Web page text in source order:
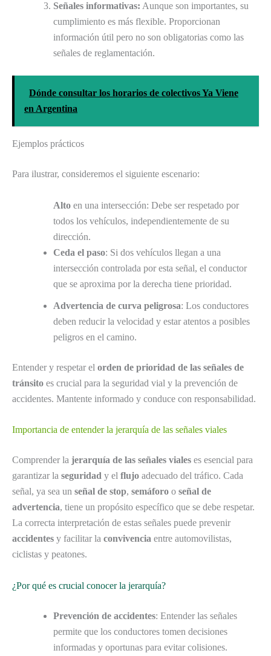
Señales informativas: Aunque son importantes, su
cumplimiento es más flexible. Proporcionan
información útil pero no son obligatorias como las
señales de reglamentación.
Dónde consultar los horarios de colectivos Ya Viene
en Argentina
Ejemplos prácticos
Para ilustrar, consideremos el siguiente escenario:
Alto en una intersección: Debe ser respetado por
todos los vehículos, independientemente de su
dirección.
Ceda el paso: Si dos vehículos llegan a una
intersección controlada por esta señal, el conductor
que se aproxima por la derecha tiene prioridad.
Advertencia de curva peligrosa: Los conductores
deben reducir la velocidad y estar atentos a posibles
peligros en el camino.
Entender y respetar el orden de prioridad de las señales de
tránsito es crucial para la seguridad vial y la prevención de
accidentes. Mantente informado y conduce con responsabilidad.
Importancia de entender la jerarquía de las señales viales
Comprender la jerarquía de las señales viales es esencial para
garantizar la seguridad y el flujo adecuado del tráfico. Cada
señal, ya sea un señal de stop, semáforo o señal de
advertencia, tiene un propósito específico que se debe respetar.
La correcta interpretación de estas señales puede prevenir
accidentes y facilitar la convivencia entre automovilistas,
ciclistas y peatones.
¿Por qué es crucial conocer la jerarquía?
Prevención de accidentes: Entender las señales
permite que los conductores tomen decisiones
informadas y oportunas para evitar colisiones.